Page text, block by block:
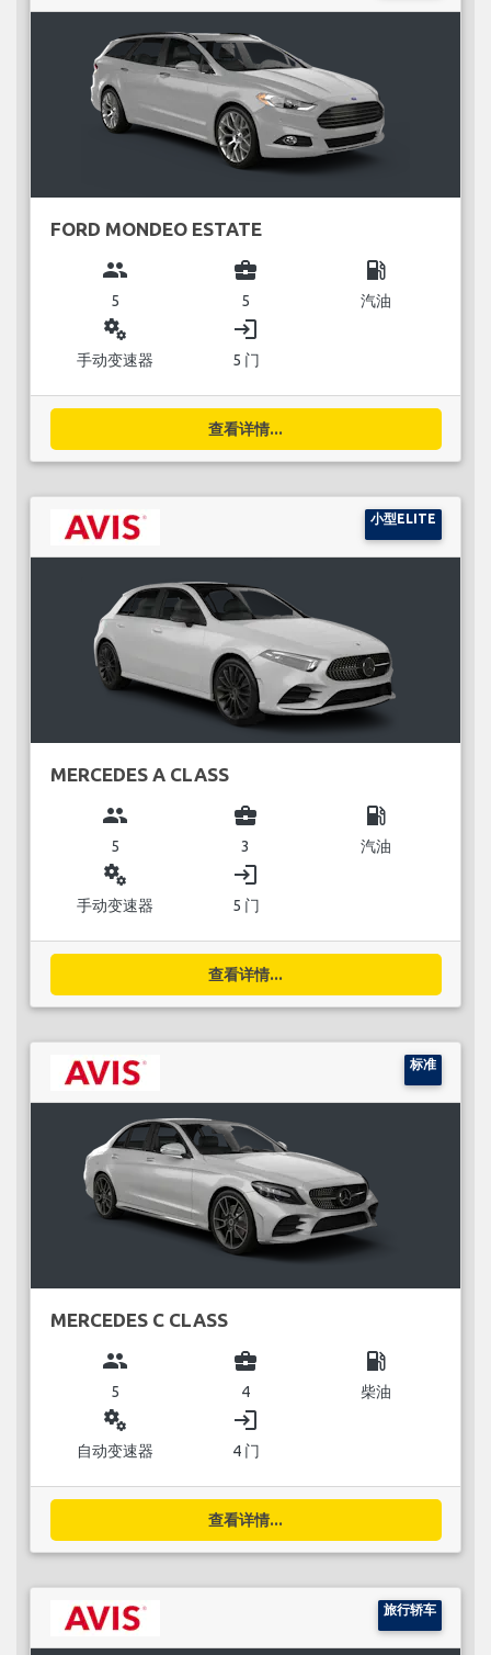
FORD MONDEO ESTATE
group
5
business_center
5
local_gas_station
汽油
miscellaneous_services
手动变速器
login
5 门
查看详情...
小型ELITE
MERCEDES A CLASS
group
5
business_center
3
local_gas_station
汽油
miscellaneous_services
手动变速器
login
5 门
查看详情...
标准
MERCEDES C CLASS
group
5
business_center
4
local_gas_station
柴油
miscellaneous_services
自动变速器
login
4 门
查看详情...
旅行轿车